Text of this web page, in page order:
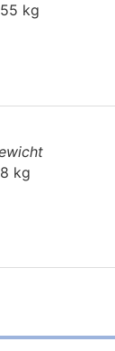
kg
kg